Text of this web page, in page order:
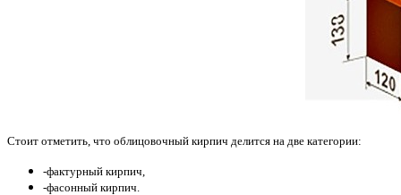
Стоит отметить, что облицовочный кирпич делится на две категории:
-фактурный кирпич,
-фасонный кирпич.